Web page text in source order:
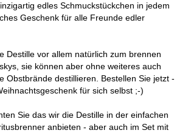
edles Schmuckstückchen in jedem
Geschenk für alle Freunde edler
Destille vor allem natürlich zum brennen
sie können aber ohne weiteres auch
Obstbrände destillieren. Bestellen Sie jetzt -
für sich selbst ;-)
Sie das wir die Destille in der einfachen
anbieten - aber auch im Set mit